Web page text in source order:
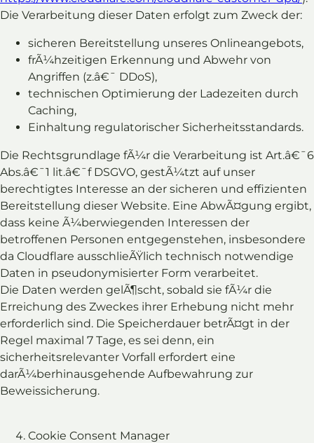
Die Verarbeitung dieser Daten erfolgt zum Zweck der:
sicheren Bereitstellung unseres Onlineangebots,
frÃ¼hzeitigen Erkennung und Abwehr von
Angriffen (z.â€¯ DDoS),
technischen Optimierung der Ladezeiten durch
Caching,
Einhaltung regulatorischer Sicherheitsstandards.
Die Rechtsgrundlage fÃ¼r die Verarbeitung ist Art.â€¯6
Abs.â€¯1 lit.â€¯f DSGVO, gestÃ¼tzt auf unser
berechtigtes Interesse an der sicheren und effizienten
Bereitstellung dieser Website. Eine AbwÃ¤gung ergibt,
dass keine Ã¼berwiegenden Interessen der
betroffenen Personen entgegenstehen, insbesondere
da Cloudflare ausschlieÃŸlich technisch notwendige
Daten in pseudonymisierter Form verarbeitet.
Die Daten werden gelÃ¶scht, sobald sie fÃ¼r die
Erreichung des Zweckes ihrer Erhebung nicht mehr
erforderlich sind. Die Speicherdauer betrÃ¤gt in der
Regel maximal 7 Tage, es sei denn, ein
sicherheitsrelevanter Vorfall erfordert eine
darÃ¼berhinausgehende Aufbewahrung zur
Beweissicherung.
Cookie Consent Manager